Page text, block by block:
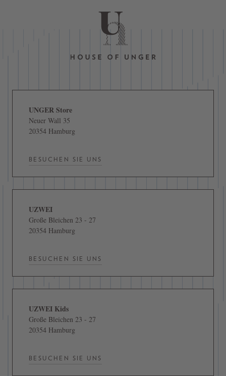
UNGER Store
Neuer Wall 35
20354 Hamburg
BESUCHEN SIE UNS
UZWEI
Große Bleichen 23 - 27
20354 Hamburg
BESUCHEN SIE UNS
UZWEI Kids
Große Bleichen 23 - 27
20354 Hamburg
BESUCHEN SIE UNS